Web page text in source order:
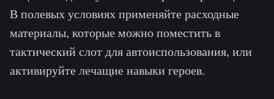
В полевых условиях применяйте расходные
материалы, которые можно поместить в
тактический слот для автоиспользования, или
активируйте лечащие навыки героев.